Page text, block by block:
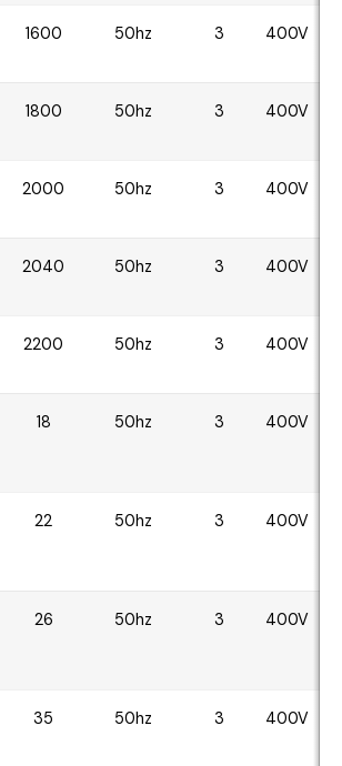
1600 50hz 3 400V
1800 50hz 3 400V
2000 50hz 3 400V
2040 50hz 3 400V
2200 50hz 3 400V
18 50hz 3 400V
22 50hz 3 400V
26 50hz 3 400V
35 50hz 3 400V